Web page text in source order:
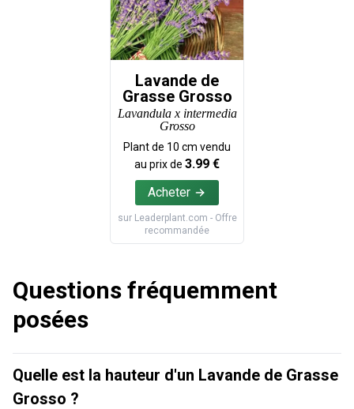
Lavande de
Grasse Grosso
Lavandula x intermedia
Grosso
Plant de 10 cm vendu
au prix de 3.99 €
Acheter
sur Leaderplant.com - Offre
recommandée
Questions fréquemment
posées
Quelle est la hauteur d'un Lavande de Grasse
Grosso ?